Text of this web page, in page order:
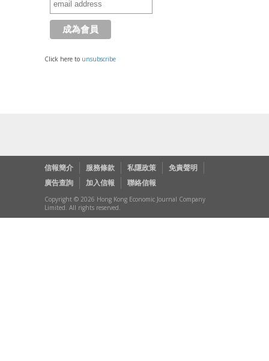
Click here to unsubscribe
信報簡介 服務條款 私隱政策
免責聲明
廣告查詢
加入信報 聯絡信報
Copyright © 2026 Hong Kong Economic Journal Company
Limited. All rights reserved.